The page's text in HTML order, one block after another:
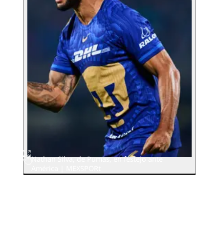
Nathan Silva, de Pumas, en festejo ante